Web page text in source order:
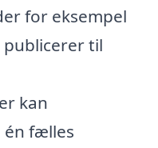
for eksempel
til
kan
én fælles